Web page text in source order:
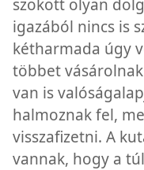
szokott olyan
igazából nincs is
kétharmada úgy
többet
van is
halmoznak fel,
visszafizetni. A
vannak, hogy a